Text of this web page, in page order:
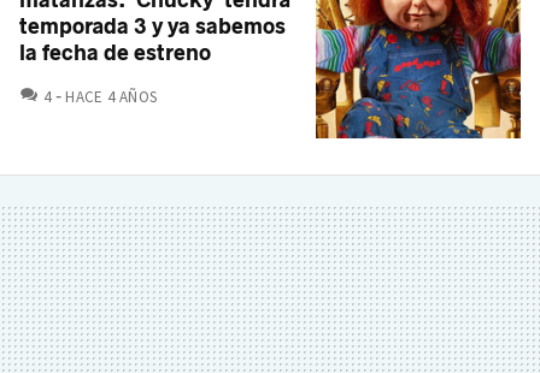
temporada 3 y ya sabemos
la fecha de estreno
4 COMENTARIOS
HACE 4 AÑOS